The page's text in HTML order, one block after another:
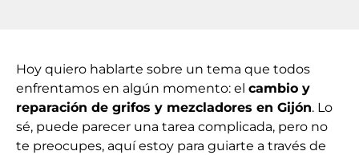
Hoy quiero hablarte sobre un tema que todos
enfrentamos en algún momento: el cambio y
reparación de grifos y mezcladores en Gijón. Lo
sé, puede parecer una tarea complicada, pero no
te preocupes, aquí estoy para guiarte a través de